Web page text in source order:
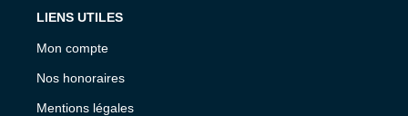
LIENS UTILES
Mon compte
Nos honoraires
Mentions légales